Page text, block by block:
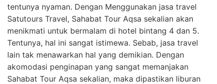
tentunya nyaman. Dengan Menggunakan jasa travel
Satutours Travel, Sahabat Tour Aqsa sekalian akan
menikmati untuk bermalam di hotel bintang 4 dan 5.
Tentunya, hal ini sangat istimewa. Sebab, jasa travel
lain tak menawarkan hal yang demikian. Dengan
akomodasi penginapan yang sangat memanjakan
Sahabat Tour Aqsa sekalian, maka dipastikan liburan